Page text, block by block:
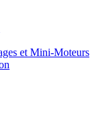
et Mini-Moteurs